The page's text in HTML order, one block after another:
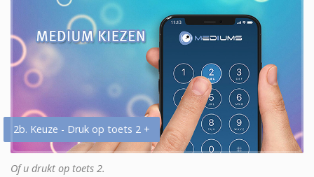
2b. Keuze - Druk op toets 2 +
Of u drukt op toets 2.